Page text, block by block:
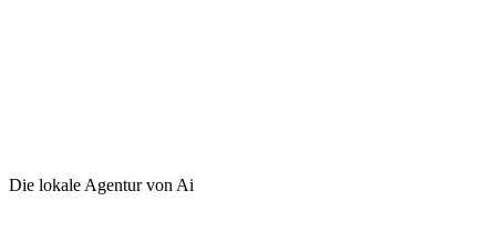
Die lokale Agentur von Ai